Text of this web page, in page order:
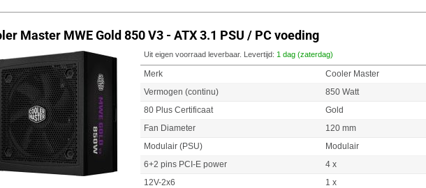
Master MWE Gold 850 V3 - ATX 3.1 PSU / PC voeding
Uit eigen voorraad leverbaar. Levertijd: 1 dag (zaterdag)
Merk
Cooler Master
Vermogen (continu)
850 Watt
80 Plus Certificaat
Gold
Fan Diameter
120 mm
Modulair (PSU)
Modulair
6+2 pins PCI-E power
4 x
12V-2x6
1 x